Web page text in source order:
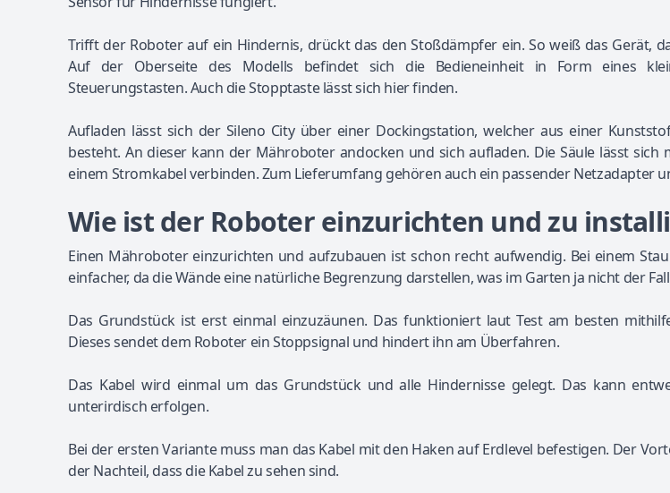
Trifft der Roboter auf ein Hindernis, drückt das den Stoßdämpfer ein. So weiß das Gerät,
Auf der Oberseite des Modells befindet sich die Bedieneinheit in Form eines
Steuerungstasten. Auch die Stopptaste lässt sich hier finden.
Aufladen lässt sich der Sileno City über einer Dockingstation, welcher aus einer
besteht. An dieser kann der Mähroboter andocken und sich aufladen. Die Säule lässt sich
einem Stromkabel verbinden. Zum Lieferumfang gehören auch ein passender Netzadapter
Wie ist der Roboter einzurichten und zu
Einen Mähroboter einzurichten und aufzubauen ist schon recht aufwendig. Bei einem
einfacher, da die Wände eine natürliche Begrenzung darstellen, was im Garten ja nicht der
Das Grundstück ist erst einmal einzuzäunen. Das funktioniert laut Test am besten
Dieses sendet dem Roboter ein Stoppsignal und hindert ihn am Überfahren.
Das Kabel wird einmal um das Grundstück und alle Hindernisse gelegt. Das kann
unterirdisch erfolgen.
Bei der ersten Variante muss man das Kabel mit den Haken auf Erdlevel befestigen. Der
der Nachteil, dass die Kabel zu sehen sind.